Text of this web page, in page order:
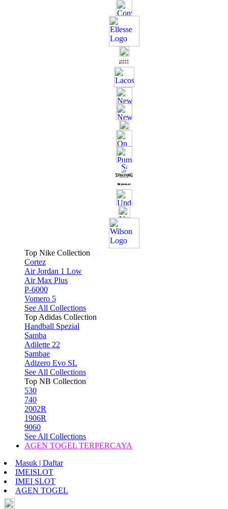
Top Nike Collection
Cortez
Air Jordan 1 Low
Air Max Plus
P-6000
Vomero 5
See All Collections
Top Adidas Collection
Handball Spezial
Samba
Adilette 22
Sambae
Adizero Evo SL
See All Collections
Top NB Collection
530
740
2002R
1906R
9060
See All Collections
AGEN TOGEL TERPERCAYA
Masuk | Daftar
IMEISLOT
IMEI SLOT
AGEN TOGEL